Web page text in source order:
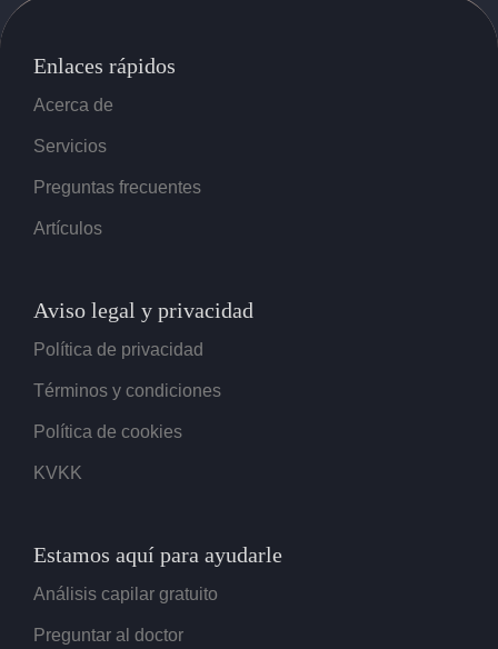
Enlaces rápidos
Acerca de
Servicios
Preguntas frecuentes
Artículos
Aviso legal y privacidad
Política de privacidad
Términos y condiciones
Política de cookies
KVKK
Estamos aquí para ayudarle
Análisis capilar gratuito
Preguntar al doctor